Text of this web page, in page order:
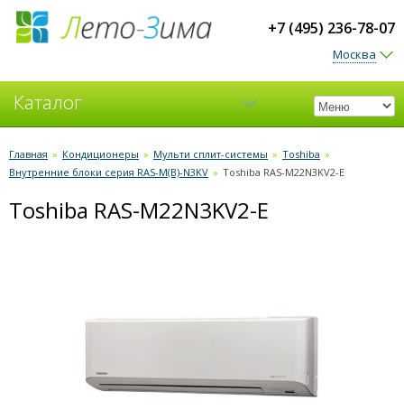
+7 (495) 236-78-07
Москва
Каталог
Кондиционеры
Главная » Кондиционеры » Мульти сплит-системы » Toshiba »
Внутренние блоки серия RAS-M(B)-N3KV » Toshiba RAS-M22N3KV2-E
Toshiba RAS-M22N3KV2-E